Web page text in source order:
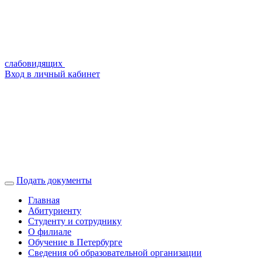
слабовидящих
Вход в личный кабинет
Подать документы
Главная
Абитуриенту
Студенту и сотруднику
О филиале
Обучение в Петербурге
Сведения об образовательной организации